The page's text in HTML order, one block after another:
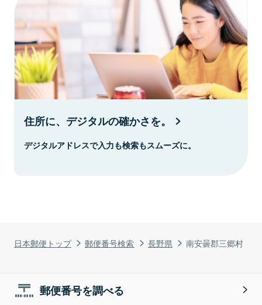
日本郵便トップ 郵便番号検索 長野県 南安曇郡三郷村
住所に、デジタルの確かさを。
デジタルアドレスで入力も検索もスムーズに。
郵便番号を調べる